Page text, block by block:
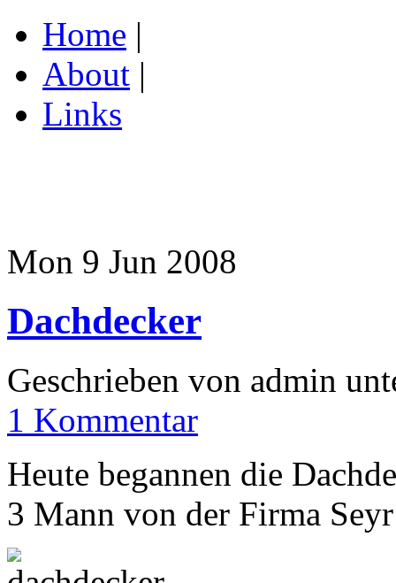
Home |
About |
Links
Mon 9 Jun 2008
Dachdecker
Geschrieben von admin
1 Kommentar
Heute begannen die
3 Mann von der Firma